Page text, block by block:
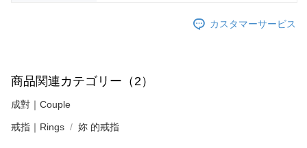
カスタマーサービス
商品関連カテゴリー（2）
成對｜Couple
戒指｜Rings 妳 的戒指